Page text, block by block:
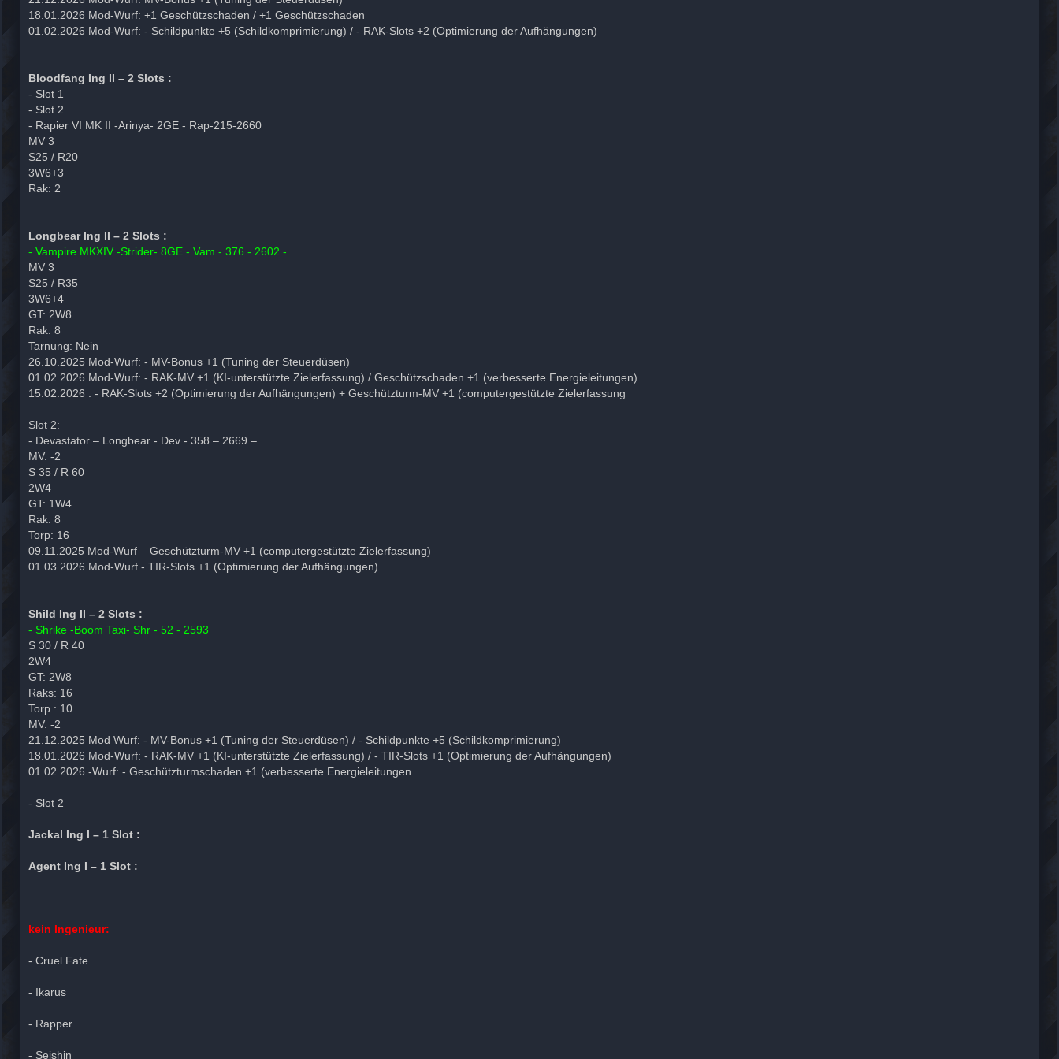
18.01.2026 Mod-Wurf: +1 Geschützschaden / +1 Geschützschaden
01.02.2026 Mod-Wurf: - Schildpunkte +5 (Schildkomprimierung) / - RAK-Slots +2 (Optimierung der Aufhängungen)
Bloodfang Ing II – 2 Slots :
- Slot 1
- Slot 2
- Rapier VI MK II -Arinya- 2GE - Rap-215-2660
MV 3
S25 / R20
3W6+3
Rak: 2
Longbear Ing II – 2 Slots :
- Vampire MKXIV -Strider- 8GE - Vam - 376 - 2602 -
MV 3
S25 / R35
3W6+4
GT: 2W8
Rak: 8
Tarnung: Nein
26.10.2025 Mod-Wurf: - MV-Bonus +1 (Tuning der Steuerdüsen)
01.02.2026 Mod-Wurf: - RAK-MV +1 (KI-unterstützte Zielerfassung) / Geschützschaden +1 (verbesserte Energieleitungen)
15.02.2026 : - RAK-Slots +2 (Optimierung der Aufhängungen) + Geschützturm-MV +1 (computergestützte Zielerfassung
Slot 2:
- Devastator – Longbear - Dev - 358 – 2669 –
MV: -2
S 35 / R 60
2W4
GT: 1W4
Rak: 8
Torp: 16
09.11.2025 Mod-Wurf – Geschützturm-MV +1 (computergestützte Zielerfassung)
01.03.2026 Mod-Wurf - TIR-Slots +1 (Optimierung der Aufhängungen)
Shild Ing II – 2 Slots :
- Shrike -Boom Taxi- Shr - 52 - 2593
S 30 / R 40
2W4
GT: 2W8
Raks: 16
Torp.: 10
MV: -2
21.12.2025 Mod Wurf: - MV-Bonus +1 (Tuning der Steuerdüsen) / - Schildpunkte +5 (Schildkomprimierung)
18.01.2026 Mod-Wurf: - RAK-MV +1 (KI-unterstützte Zielerfassung) / - TIR-Slots +1 (Optimierung der Aufhängungen)
01.02.2026 -Wurf: - Geschützturmschaden +1 (verbesserte Energieleitungen
- Slot 2
Jackal Ing I – 1 Slot :
Agent Ing I – 1 Slot :
kein Ingenieur:
- Cruel Fate
- Ikarus
- Rapper
- Seishin